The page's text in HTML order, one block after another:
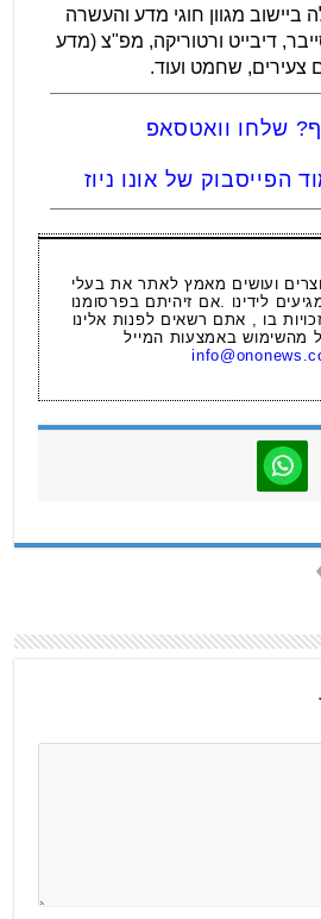
ביישוב מגוון חוגי מדע והעשרה
דיבייט ורטוריקה, מפ"צ (מדע
צעירים, שחמט ועוד.
שלחו וואטסאפ
הפייסבוק של אונו ניוז
ועושים מאמץ לאתר את בעלי
לידינו .אם זיהיתם בפרסומנו
בו , אתם רשאים לפנות אלינו
מהשימוש באמצעות המייל